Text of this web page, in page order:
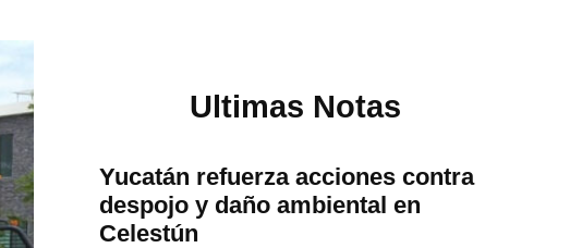
Ultimas Notas
Yucatán refuerza acciones contra
despojo y daño ambiental en
Celestún